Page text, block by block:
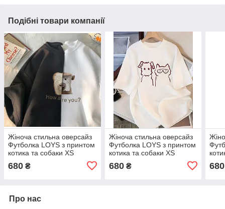
Подібні товари компанії
Жіноча стильна оверсайз
Футболка LOYS з принтом
котика та собаки XS
680 ₴
Жіноча стильна оверсайз
Футболка LOYS з принтом
котика та собаки XS
680₴ 680
Про нас